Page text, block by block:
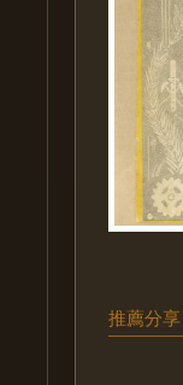
推薦分享